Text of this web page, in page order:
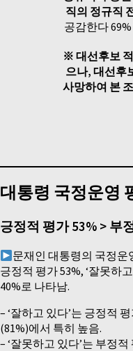
직의 정규직
공감한다
※ 대선후보
으나, 대선후
사망하여 본
대통령 국정운영
긍정적 평가 53% > 부
문재인 대통령의 국정운
긍정적 평가 53%, ‘잘못하
40%로 나타남.
– ‘잘하고 있다’는 긍정적
(81%)에서 특히 높음.
– ‘잘못하고 있다’는 부정